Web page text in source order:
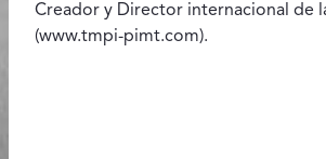
Creador y Director internacional de
(www.tmpi-pimt.com).